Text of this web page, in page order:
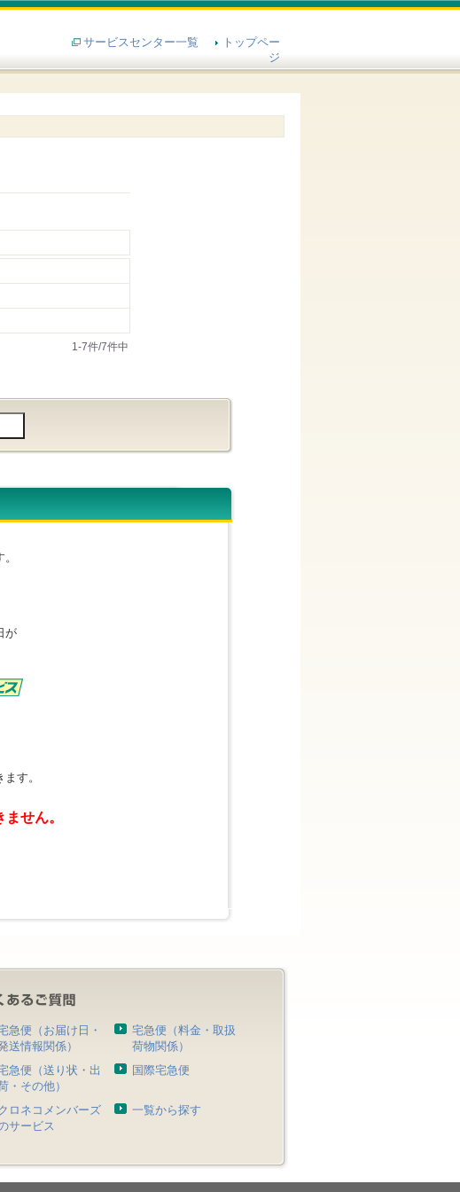
サービスセンター一覧
トップペー
ジ
1-7件/7件中
が
す。
せん。
急便（お届け日・
送情報関係）
宅急便（料金・取扱
荷物関係）
急便（送り状・出
・その他）
国際宅急便
ロネコメンバーズ
サービス
一覧から探す